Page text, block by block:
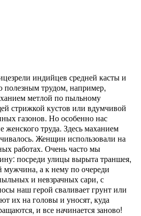
индийцев средней касты и
полезным трудом, например,
метлой по пыльному
стрижкой кустов или вдумчивой
газонов. Но особенно нас
женского труда. Здесь маханием
Женщин использовали на
работах. Очень часто мы
посреди улицы вырыта траншея,
мужчина, а к нему по очереди
и невзрачных сари, с
наш герой сваливает грунт или
их на головы и уносят, куда
и все начинается заново!